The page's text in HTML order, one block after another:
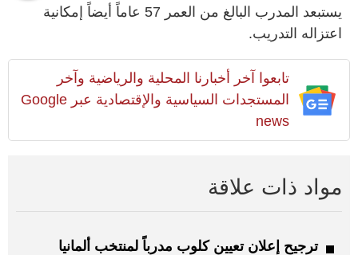
يستبعد المدرب البالغ من العمر 57 عاماً أيضاً إمكانية
اعتزاله التدريب.
تابعوا آخر أخبارنا المحلية والرياضية وآخر
المستجدات السياسية والإقتصادية عبر Google
news
مواد ذات علاقة
ترجيح إعلان تعيين كلوب مدرباً لمنتخب ألمانيا